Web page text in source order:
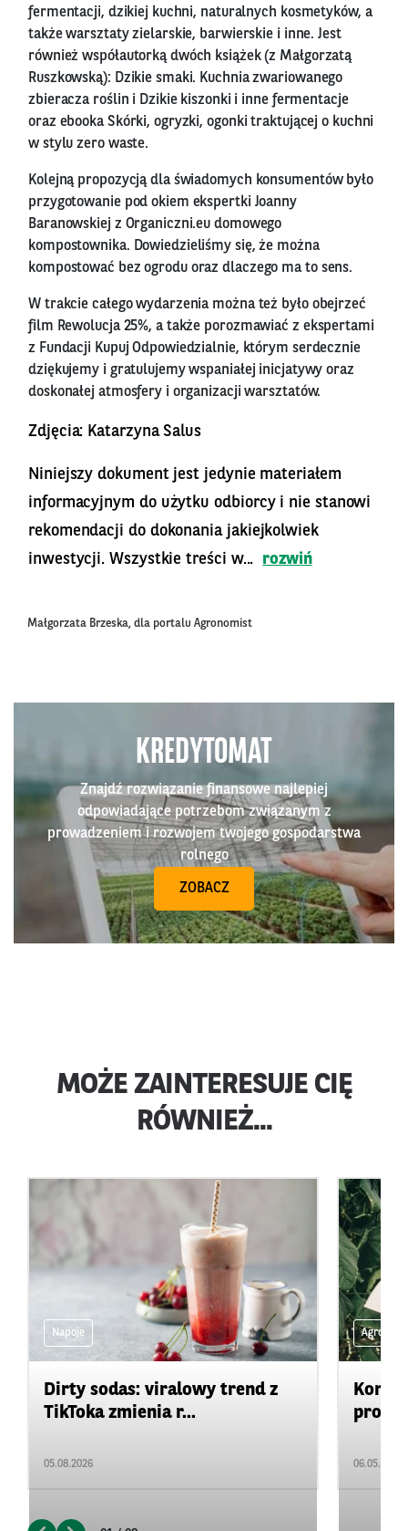
fermentacji, dzikiej kuchni, naturalnych kosmetyków, a
także warsztaty zielarskie, barwierskie i inne. Jest
również współautorką dwóch książek (z Małgorzatą
Ruszkowską): Dzikie smaki. Kuchnia zwariowanego
zbieracza roślin i Dzikie kiszonki i inne fermentacje
oraz ebooka Skórki, ogryzki, ogonki traktującej o kuchni
w stylu zero waste.
Kolejną propozycją dla świadomych konsumentów było
przygotowanie pod okiem ekspertki Joanny
Baranowskiej z Organiczni.eu domowego
kompostownika. Dowiedzieliśmy się, że można
kompostować bez ogrodu oraz dlaczego ma to sens.
W trakcie całego wydarzenia można też było obejrzeć
film Rewolucja 25%, a także porozmawiać z ekspertami
z Fundacji Kupuj Odpowiedzialnie, którym serdecznie
dziękujemy i gratulujemy wspaniałej inicjatywy oraz
doskonałej atmosfery i organizacji warsztatów.
Zdjęcia: Katarzyna Salus
Niniejszy dokument jest jedynie materiałem
informacyjnym do użytku odbiorcy i nie stanowi
rekomendacji do dokonania jakiejkolwiek
inwestycji. Wszystkie treści w...
rozwiń
Małgorzata Brzeska, dla portalu Agronomist
KREDYTOMAT
Znajdź rozwiązanie finansowe najlepiej
odpowiadające potrzebom związanym z
prowadzeniem i rozwojem twojego gospodarstwa
rolnego
ZOBACZ
MOŻE ZAINTERESUJE CIĘ
RÓWNIEŻ...
Napoje
Dirty sodas: viralowy trend z
TikToka zmienia r...
05.08.2026
Agro na
06.05.2026